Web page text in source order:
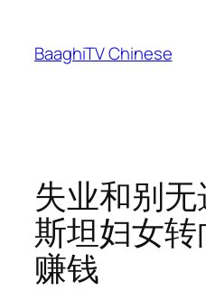
content
BaaghiTV Chinese
失业和别
斯坦妇女
赚钱